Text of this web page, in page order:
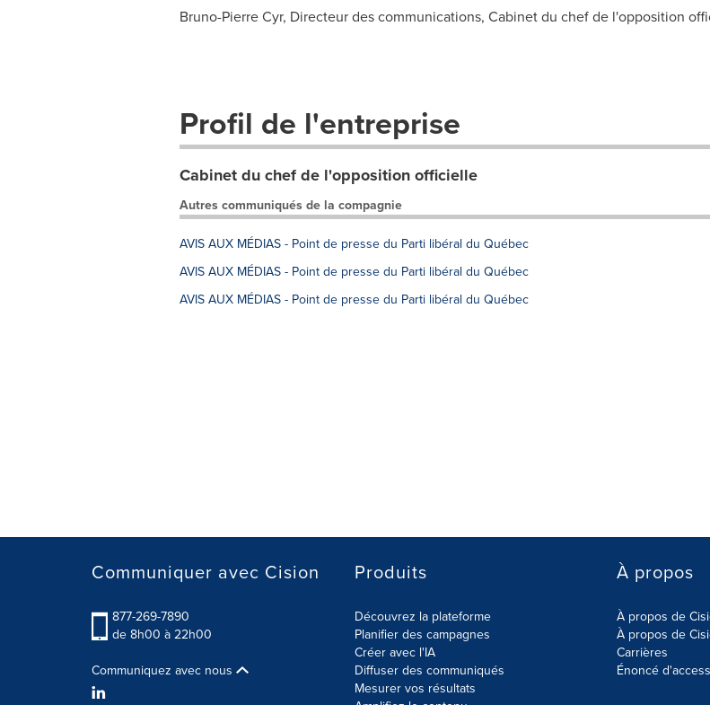
Bruno-Pierre Cyr, Directeur des communications, Cabinet du chef de l'opposition
Profil de l'entreprise
Cabinet du chef de l'opposition officielle
Autres communiqués de la compagnie
AVIS AUX MÉDIAS - Point de presse du Parti libéral du Québec
AVIS AUX MÉDIAS - Point de presse du Parti libéral du Québec
AVIS AUX MÉDIAS - Point de presse du Parti libéral du Québec
Communiquer avec Cision
877-269-7890
de 8h00 à 22h00
Communiquez avec nous
Produits
Découvrez la plateforme
Planifier des campagnes
Créer avec l'IA
Diffuser des communiqués
Mesurer vos résultats
À propos
À propos de
À propos de
Carrières
Énoncé